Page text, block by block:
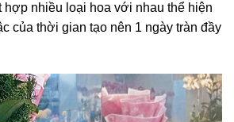
hợp nhiều loại hoa với nhau thể hiện
của thời gian tạo nên 1 ngày tràn đầy